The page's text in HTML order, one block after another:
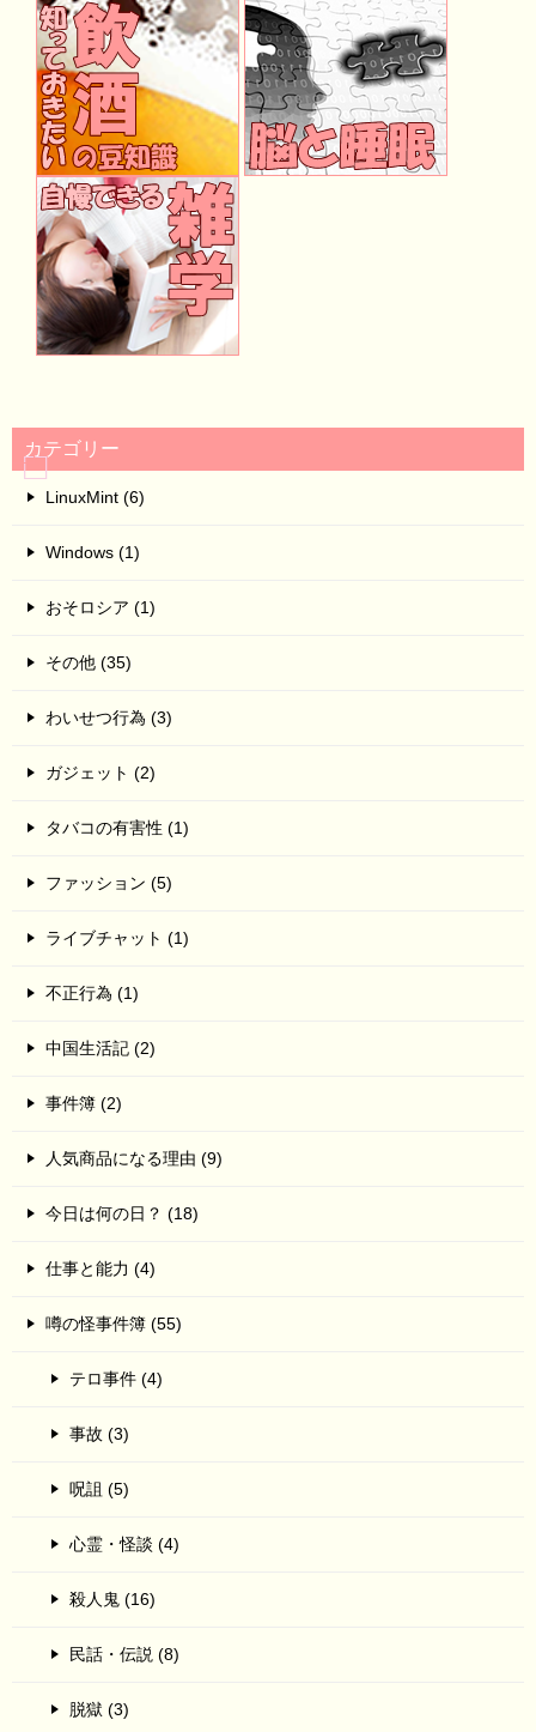
カテゴリー
LinuxMint (6)
Windows (1)
おそロシア (1)
その他 (35)
わいせつ行為 (3)
ガジェット (2)
タバコの有害性 (1)
ファッション (5)
ライブチャット (1)
不正行為 (1)
中国生活記 (2)
事件簿 (2)
人気商品になる理由 (9)
今日は何の日？ (18)
仕事と能力 (4)
噂の怪事件簿 (55)
テロ事件 (4)
事故 (3)
呪詛 (5)
心霊・怪談 (4)
殺人鬼 (16)
民話・伝説 (8)
脱獄 (3)